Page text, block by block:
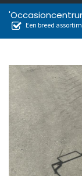
Een breed